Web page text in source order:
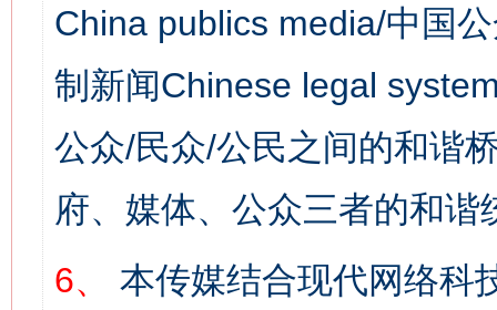
China publics media/中国
制新闻Chinese legal
公众/民众/公民之间的和谐
府、媒体、公众三者的和谐
6、
本传媒结合现代网络科